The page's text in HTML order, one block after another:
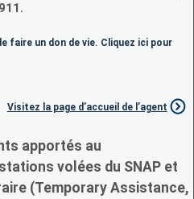
faire un don de vie. Cliquez ici pour
Visitez la page d’accueil de l’agent
apportés au
volées du SNAP et
(Temporary Assistance,